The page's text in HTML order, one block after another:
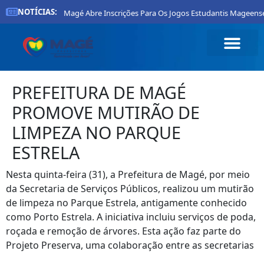
NOTÍCIAS:
De Magé Abre Inscrições Para Os Jogos Estudantis Mageenses
PREFEITURA DE MAGÉ
PROMOVE MUTIRÃO DE
LIMPEZA NO PARQUE
ESTRELA
Nesta quinta-feira (31), a Prefeitura de Magé, por meio
da Secretaria de Serviços Públicos, realizou um mutirão
de limpeza no Parque Estrela, antigamente conhecido
como Porto Estrela. A iniciativa incluiu serviços de poda,
roçada e remoção de árvores. Esta ação faz parte do
Projeto Preserva, uma colaboração entre as secretarias